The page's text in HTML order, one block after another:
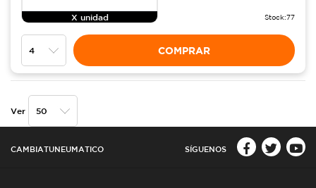
X unidad Stock:77
COMPRAR
Ver
CAMBIATUNEUMATICO SÍGUENOS